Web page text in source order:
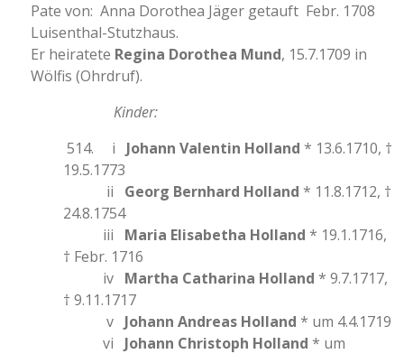
Pate von: Anna Dorothea Jäger getauft Febr. 1708
Luisenthal-Stutzhaus.
Er heiratete Regina Dorothea Mund, 15.7.1709 in
Wölfis (Ohrdruf).
Kinder:
514. i Johann Valentin Holland * 13.6.1710, †
19.5.1773
ii Georg Bernhard Holland * 11.8.1712, †
24.8.1754
iii Maria Elisabetha Holland * 19.1.1716,
† Febr. 1716
iv Martha Catharina Holland * 9.7.1717,
† 9.11.1717
v Johann Andreas Holland * um 4.4.1719
vi Johann Christoph Holland * um